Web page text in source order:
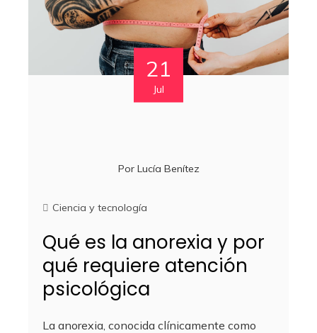
21
Jul
Por Lucía Benítez
Ciencia y tecnología
Qué es la anorexia y por
qué requiere atención
psicológica
La anorexia, conocida clínicamente como